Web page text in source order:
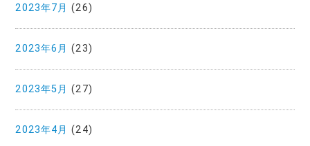
2023年7月 (26)
2023年6月 (23)
2023年5月 (27)
2023年4月 (24)